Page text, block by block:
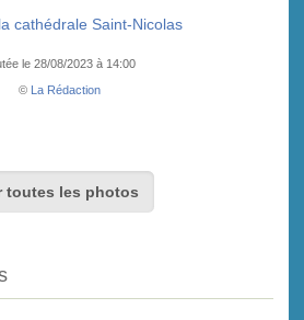
cathédrale Saint-Nicolas
le 28/08/2023 à 14:00
© La Rédaction
toutes les photos